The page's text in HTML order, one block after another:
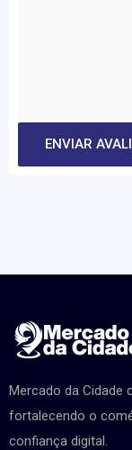
Mercado da Cidade
fortalecendo o
confiança digital.